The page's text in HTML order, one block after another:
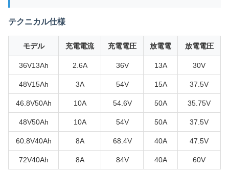
テクニカル仕様
モデル 充電電流 充電電圧 放電電 放電電圧
36V13Ah 2.6A 36V 13A 30V
48V15Ah 3A 54V 15A 37.5V
46.8V50Ah 10A 54.6V 50A 35.75V
48V50Ah 10A 54V 50A 37.5V
60.8V40Ah 8A 68.4V 40A 47.5V
72V40Ah 8A 84V 40A 60V